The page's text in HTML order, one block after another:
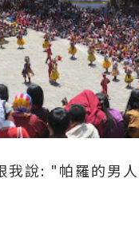
說: "帕羅的男